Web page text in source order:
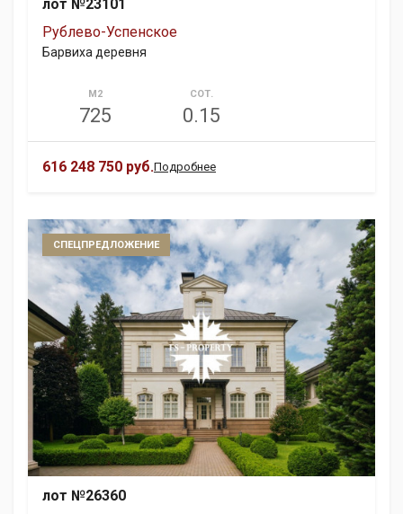
лот №23101
Рублево-Успенское
Барвиха деревня
М2
725
СОТ.
0.15
616 248 750 руб.Подробнее
СПЕЦПРЕДЛОЖЕНИЕ
лот №26360